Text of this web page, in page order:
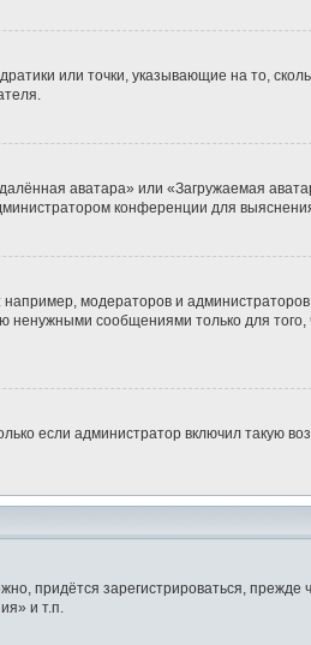
или точки, указывающие на то,
аватара» или «Загружаемая
конференции для
модераторов и
сообщениями только для того,
если администратор включил такую
придётся зарегистрироваться, прежде
и т.п.